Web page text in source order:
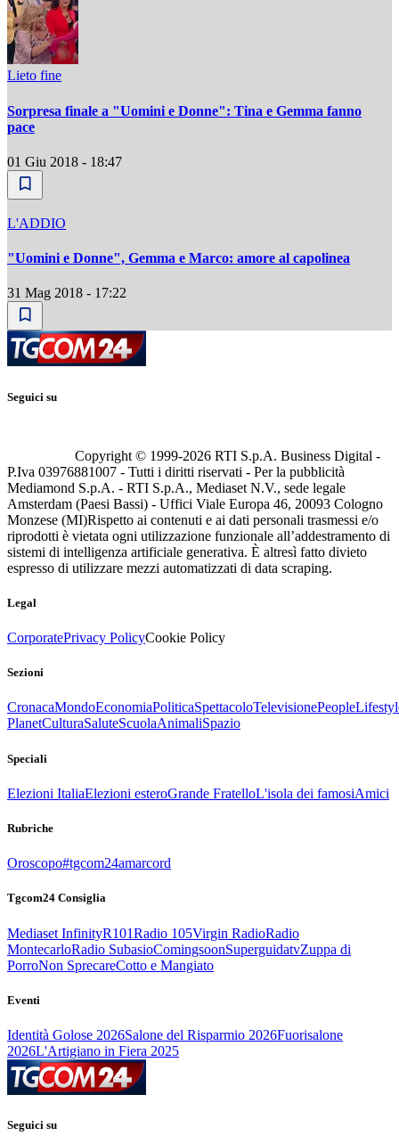
Lieto fine
Sorpresa finale a "Uomini e Donne": Tina e Gemma fanno
pace
01 Giu 2018 - 18:47
L'ADDIO
"Uomini e Donne", Gemma e Marco: amore al capolinea
31 Mag 2018 - 17:22
Seguici su
Copyright © 1999-2026 RTI S.p.A. Business Digital -
P.Iva 03976881007 - Tutti i diritti riservati - Per la pubblicità
Mediamond S.p.A. - RTI S.p.A., Mediaset N.V., sede legale
Amsterdam (Paesi Bassi) - Uffici Viale Europa 46, 20093 Cologno
Monzese (MI)Rispetto ai contenuti e ai dati personali trasmessi e/o
riprodotti è vietata ogni utilizzazione funzionale all’addestramento di
sistemi di intelligenza artificiale generativa. È altresì fatto divieto
espresso di utilizzare mezzi automatizzati di data scraping.
Legal
CorporatePrivacy PolicyCookie Policy
Sezioni
CronacaMondoEconomiaPoliticaSpettacoloTelevisionePeople
PlanetCulturaSaluteScuolaAnimaliSpazio
Speciali
Elezioni ItaliaElezioni esteroGrande FratelloL'isola dei famosiAmici
Rubriche
Oroscopo#tgcom24amarcord
Tgcom24 Consiglia
Mediaset InfinityR101Radio 105Virgin RadioRadio
MontecarloRadio SubasioComingsoonSuperguidatvZuppa di
PorroNon SprecareCotto e Mangiato
Eventi
Identità Golose 2026Salone del Risparmio 2026Fuorisalone
2026L'Artigiano in Fiera 2025
Seguici su